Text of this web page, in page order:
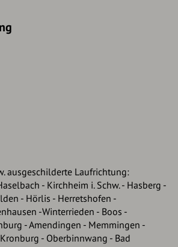
ausgeschilderte Laufrichtung:
- Kirchheim i. Schw. - Hasberg -
- Hörlis - Herretshofen -
-Winterrieden - Boos -
- Amendingen - Memmingen -
- Oberbinnwang - Bad